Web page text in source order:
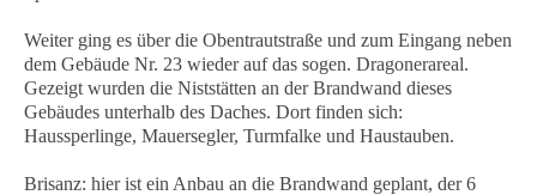
Weiter ging es über die Obentrautstraße und zum Eingang neben
dem Gebäude Nr. 23 wieder auf das sogen. Dragonerareal.
Gezeigt wurden die Niststätten an der Brandwand dieses
Gebäudes unterhalb des Daches. Dort finden sich:
Haussperlinge, Mauersegler, Turmfalke und Haustauben.
Brisanz: hier ist ein Anbau an die Brandwand geplant, der 6